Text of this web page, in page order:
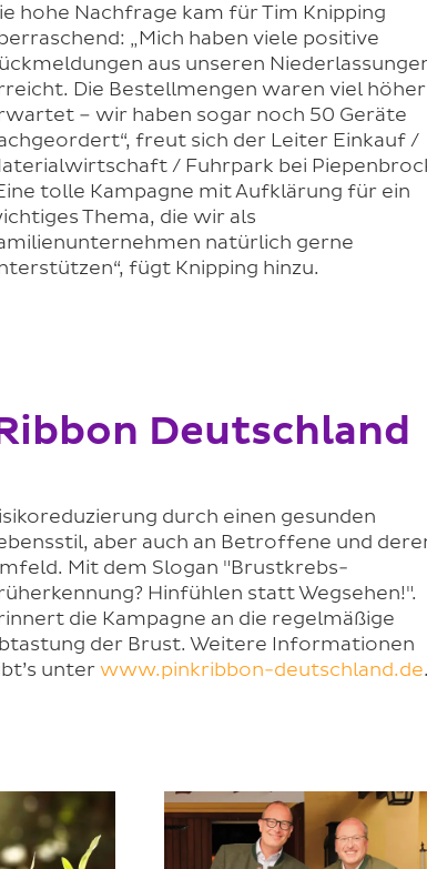
hohe Nachfrage kam für Tim Knipping
„Mich haben viele positive
aus unseren
Die Bestellmengen waren viel
– wir haben sogar noch 50 Geräte
freut sich der Leiter Einkauf /
/ Fuhrpark bei
tolle Kampagne mit Aufklärung für ein
Thema, die wir als
natürlich gerne
fügt Knipping hinzu.
Deutschland
durch einen gesunden
aber auch an Betroffene und
Mit dem Slogan "Brustkrebs-
Hinfühlen statt Wegsehen!".
die Kampagne an die regelmäßige
der Brust. Weitere Informationen
unterwww.pinkribbon-deutschland.de